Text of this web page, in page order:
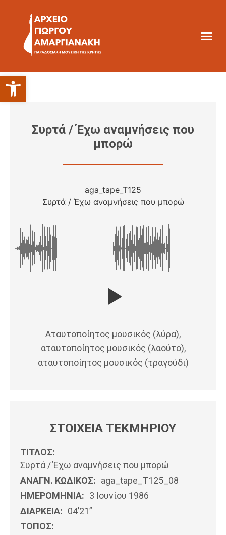
Ανοίξτε τη γραμμή εργαλείων
Συρτά / Έχω αναμνήσεις που
μπορώ
aga_tape_T125
Συρτά / Έχω αναμνήσεις που μπορώ
Αταυτοποίητος μουσικός (λύρα),
αταυτοποίητος μουσικός (λαούτο),
αταυτοποίητος μουσικός (τραγούδι)
ΣΤΟΙΧΕΙΑ ΤΕΚΜΗΡΙΟΥ
ΤΙΤΛΟΣ:
Συρτά / Έχω αναμνήσεις που μπορώ
ΑΝΑΓΝ. ΚΩΔΙΚΟΣ: aga_tape_T125_08
ΗΜΕΡΟΜΗΝΊΑ: 3 Ιουνίου 1986
ΔΙΑΡΚΕΙΑ: 04’21”
ΤΟΠΟΣ: